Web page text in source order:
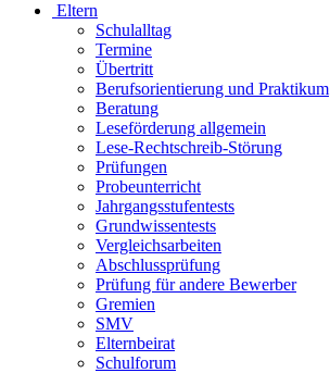
Eltern
Schulalltag
Termine
Übertritt
Berufsorientierung und Praktikum
Beratung
Leseförderung allgemein
Lese-Rechtschreib-Störung
Prüfungen
Probeunterricht
Jahrgangsstufentests
Grundwissentests
Vergleichsarbeiten
Abschlussprüfung
Prüfung für andere Bewerber
Gremien
SMV
Elternbeirat
Schulforum